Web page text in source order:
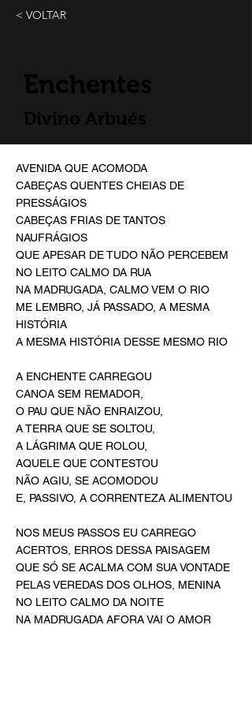
< VOLTAR
Enchentes
Divino Arbués
AVENIDA QUE ACOMODA
CABEÇAS QUENTES CHEIAS DE
PRESSÁGIOS
CABEÇAS FRIAS DE TANTOS
NAUFRÁGIOS
QUE APESAR DE TUDO NÃO PERCEBEM
NO LEITO CALMO DA RUA
NA MADRUGADA, CALMO VEM O RIO
ME LEMBRO, JÁ PASSADO, A MESMA
HISTÓRIA
A MESMA HISTÓRIA DESSE MESMO RIO
A ENCHENTE CARREGOU
CANOA SEM REMADOR,
O PAU QUE NÃO ENRAIZOU,
A TERRA QUE SE SOLTOU,
A LÁGRIMA QUE ROLOU,
AQUELE QUE CONTESTOU
NÃO AGIU, SE ACOMODOU
E, PASSIVO, A CORRENTEZA ALIMENTOU
NOS MEUS PASSOS EU CARREGO
ACERTOS, ERROS DESSA PAISAGEM
QUE SÓ SE ACALMA COM SUA VONTADE
PELAS VEREDAS DOS OLHOS, MENINA
NO LEITO CALMO DA NOITE
NA MADRUGADA AFORA VAI O AMOR